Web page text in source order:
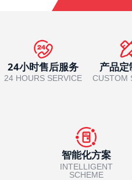
24小时售后服务
24 HOURS SERVICE
产品
CUSTOM
智能化方案
INTELLIGENT
SCHEME